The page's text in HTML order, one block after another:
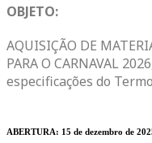
OBJETO:
AQUISIÇÃO DE
PARA O CARNAVAL
especificações do
ABERTURA: 15 de dezembro de